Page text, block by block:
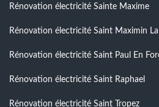
Rénovation électricité Sainte Maxime
Rénovation électricité Saint Maximin
Rénovation électricité Saint Paul En
Rénovation électricité Saint Raphael
Rénovation électricité Saint Tropez